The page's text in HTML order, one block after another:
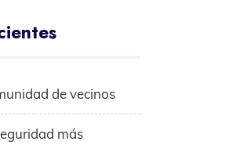
de vecinos
más